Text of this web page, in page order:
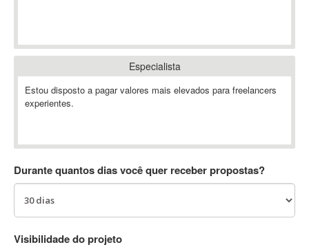
Ableton Live
Abstract
Abstract Window Toolkit (AWT)
AC Drives
ACARS
AccountMate
Especialista
Estou disposto a pagar valores mais elevados para freelancers
experientes.
Durante quantos dias você quer receber propostas?
Visibilidade do projeto